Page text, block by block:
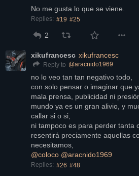
No me gusta lo que se viene.
Replies: #19 #25
2
xikufrancesc xikufrancesc
Reply to @aracnido1969
no lo veo tan tan negativo todo,
con solo pensar o imaginar que
mala prensa, publicidad ni
mundo ya es un gran alivio, y
callar si o si,
ni tampoco es para perder tanta
resentirá preciamente aquellas
necesitamos,
@coloco @aracnido1969
Replies: #26 #48